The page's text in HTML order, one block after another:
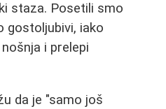
staza. Posetili smo
gostoljubivi, iako
i prelepi
da je "samo još